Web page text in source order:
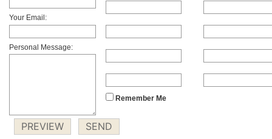
Your Email:
Personal Message:
Remember Me